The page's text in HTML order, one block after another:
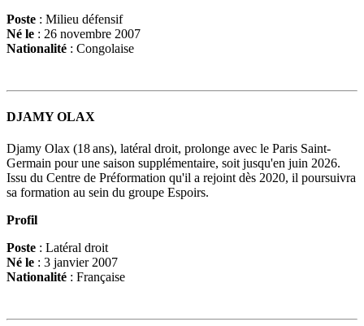
Poste : Milieu défensif
Né le : 26 novembre 2007
Nationalité : Congolaise
DJAMY OLAX
Djamy Olax (18 ans), latéral droit, prolonge avec le Paris Saint-
Germain pour une saison supplémentaire, soit jusqu'en juin 2026.
Issu du Centre de Préformation qu'il a rejoint dès 2020, il poursuivra
sa formation au sein du groupe Espoirs.
Profil
Poste : Latéral droit
Né le : 3 janvier 2007
Nationalité : Française